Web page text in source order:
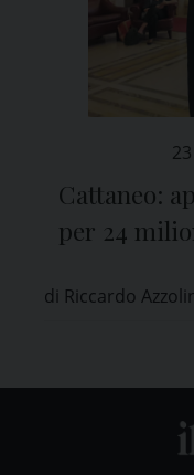
Cattaneo:
per 24
di Riccardo